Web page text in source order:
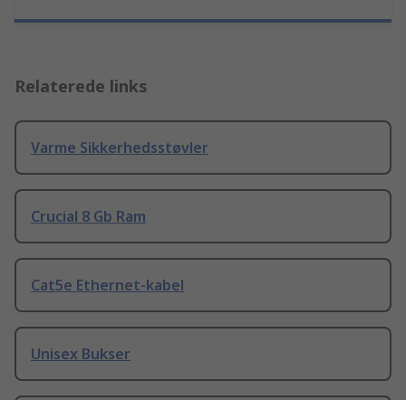
Relaterede links
Varme Sikkerhedsstøvler
Crucial 8 Gb Ram
Cat5e Ethernet-kabel
Unisex Bukser